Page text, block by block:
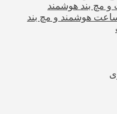
مچ بند هوشمند
هوشمند و مچ بند